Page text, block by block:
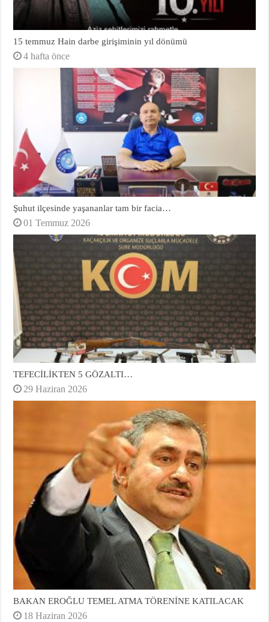
15 temmuz Hain darbe girişiminin yıl dönümü
4 hafta önce
Şuhut ilçesinde yaşananlar tam bir facia…
01 Temmuz 2026
TEFECİLİKTEN 5 GÖZALTI…
29 Haziran 2026
BAKAN EROĞLU TEMEL ATMA TÖRENİNE KATILACAK
18 Haziran 2026